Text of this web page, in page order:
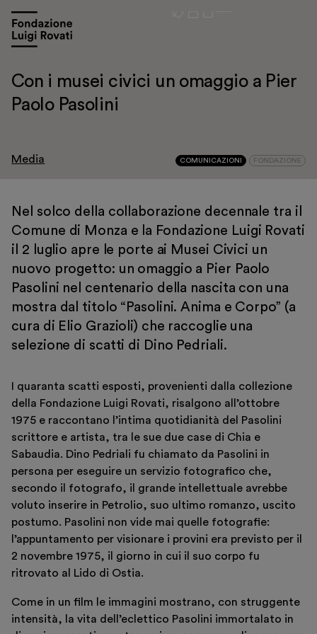
Visita
Mostre e appuntamenti
Educazione
Museo Gentile
Sostieni
Scopri
Biglietti
Area riservata
Shop
Con i musei civici un omaggio a Pier
Paolo Pasolini
Media COMUNICAZIONI FONDAZIONE
Nel solco della collaborazione decennale tra il
Comune di Monza e la Fondazione Luigi Rovati
il 2 luglio apre le porte ai Musei Civici un
nuovo progetto: un omaggio a Pier Paolo
Pasolini nel centenario della nascita con una
mostra dal titolo “Pasolini. Anima e Corpo” (a
cura di Elio Grazioli) che raccoglie una
selezione di scatti di Dino Pedriali.
I quaranta scatti esposti, provenienti dalla collezione
della Fondazione Luigi Rovati, risalgono all’ottobre
1975 e raccontano l’intima quotidianità del Pasolini
scrittore e artista, tra le sue due case di Chia e
Sabaudia. Dino Pedriali fu chiamato da Pasolini in
persona per eseguire un servizio fotografico che,
secondo il fotografo, il grande intellettuale avrebbe
voluto inserire in Petrolio, suo ultimo romanzo, uscito
postumo. Pasolini non vide mai quelle fotografie:
l’appuntamento per visionare i provini era previsto per il
2 novembre 1975, il giorno in cui il suo corpo fu
ritrovato al Lido di Ostia.
Come in un film le immagini mostrano, con struggente
intensità, la vita dell’eclettico Pasolini immortalato in